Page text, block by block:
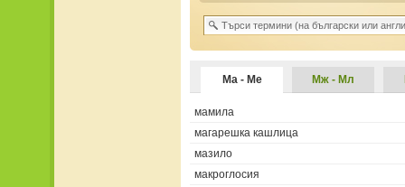
Ма - Ме Мж - Мл
ма­мила
магарешка кашлица
мазило
макроглосия